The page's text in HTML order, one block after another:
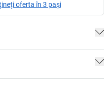
oferta în 3 pași